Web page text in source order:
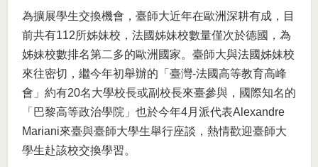
為擴展學生交換機會，臺師大近年在歐洲深耕有成，目
前共有112所姊妹校，法國姊妹校數量僅次於德國，為
姊妹校數排名第二多的歐洲國家。臺師大與法國姊妹校
來往密切，繼今年初舉辦的「臺灣-法國高等教育高峰
會」約有20名大學校長或副校長來臺參與，國際知名的
「巴黎高等政治學院」也於今年4月派代表Alexandre
Mariani來臺與臺師大學生舉行座談，熱情歡迎臺師大
學生赴該校交換學習。